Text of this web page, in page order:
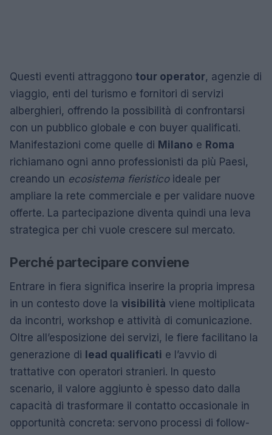
Questi eventi attraggono tour operator, agenzie di
viaggio, enti del turismo e fornitori di servizi
alberghieri, offrendo la possibilità di confrontarsi
con un pubblico globale e con buyer qualificati.
Manifestazioni come quelle di Milano e Roma
richiamano ogni anno professionisti da più Paesi,
creando un ecosistema fieristicoideale per
ampliare la rete commerciale e per validare nuove
offerte. La partecipazione diventa quindi una leva
strategica per chi vuole crescere sul mercato.
Perché partecipare conviene
Entrare in fiera significa inserire la propria impresa
in un contesto dove la visibilità viene moltiplicata
da incontri, workshop e attività di comunicazione.
Oltre all’esposizione dei servizi, le fiere facilitano la
generazione di lead qualificati e l’avvio di
trattative con operatori stranieri. In questo
scenario, il valore aggiunto è spesso dato dalla
capacità di trasformare il contatto occasionale in
opportunità concreta: servono processi di follow-